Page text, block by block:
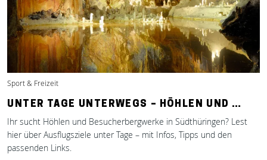
Sport & Freizeit
UNTER TAGE UNTERWEGS – HÖHLEN UND …
Ihr sucht Höhlen und Besucherbergwerke in Südthüringen? Lest
hier über Ausflugsziele unter Tage – mit Infos, Tipps und den
passenden Links.